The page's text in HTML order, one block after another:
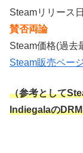
Steamリリース
賛否両論
Steam価格(過
Steam販売ペー
（参考として
Indiegalaの